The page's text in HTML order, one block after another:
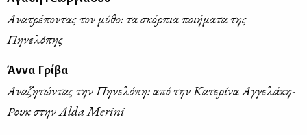
Ανατρέποντας τον μύθο: τα σκόρπια ποιήματα της
Πηνελόπης
Άννα Γρίβα
Αναζητώντας την Πηνελόπη: από την Κατερίνα Αγγελάκη-
Ρουκ στην Alda Merini